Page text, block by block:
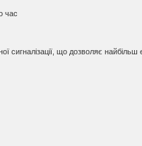
час
сигналізації, що дозволяє